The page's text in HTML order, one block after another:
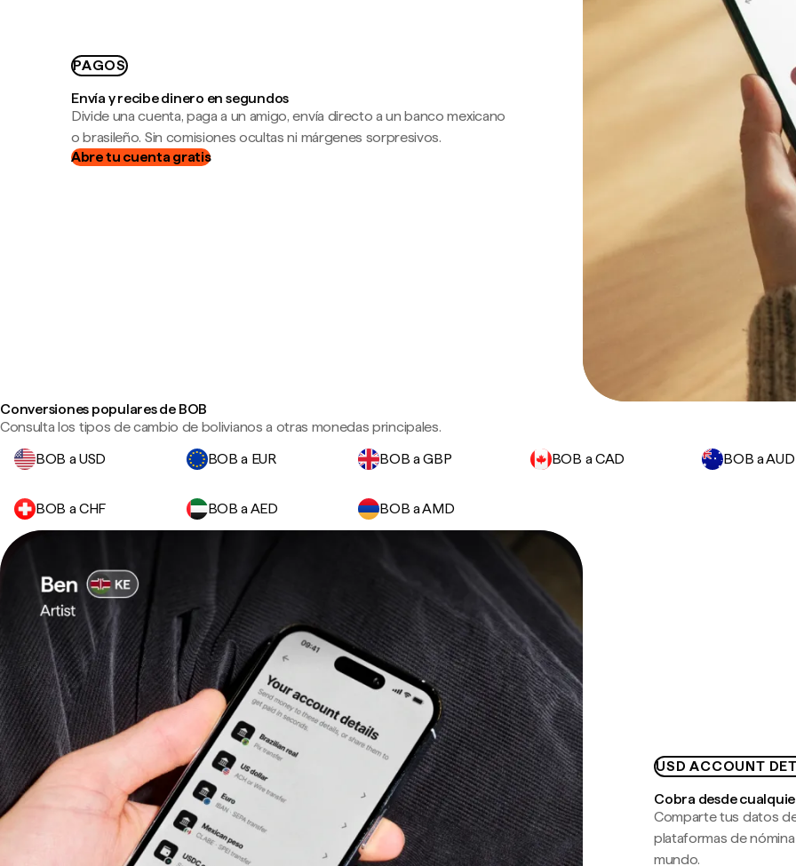
PAGOS
Envía y recibe dinero en segundos
Divide una cuenta, paga a un amigo, envía directo a un banco mexicano
o brasileño. Sin comisiones ocultas ni márgenes sorpresivos.
Abre tu cuenta gratis
Conversiones populares de BOB
Consulta los tipos de cambio de bolivianos a otras monedas principales.
BOB a USD
BOB a EUR BOB a GBP BOB a CAD BOB a AUD
BOB a CHF BOB a AED BOB a AMD
USD ACCOUNT
Cobra desde
Comparte tus datos
plataformas de
mundo.